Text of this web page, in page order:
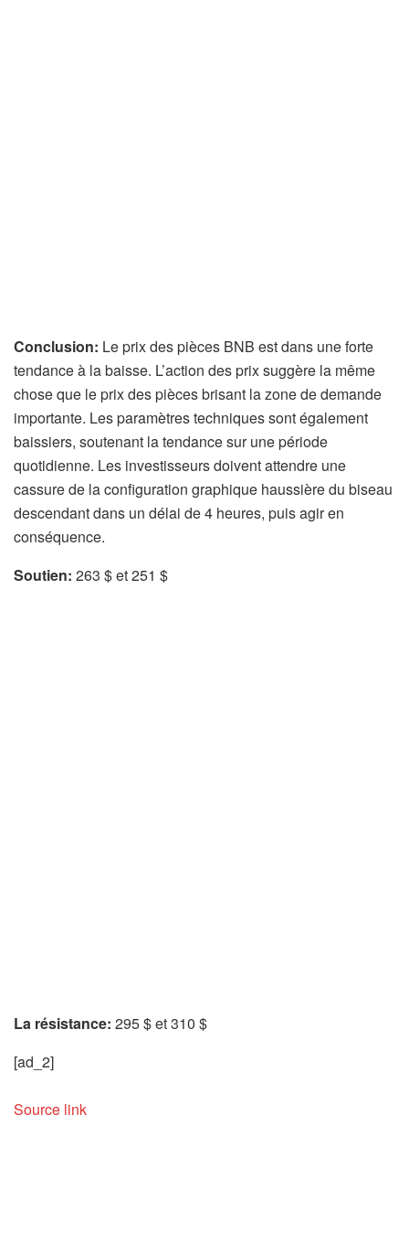
Conclusion: Le prix des pièces BNB est dans une forte
tendance à la baisse. L’action des prix suggère la même
chose que le prix des pièces brisant la zone de demande
importante. Les paramètres techniques sont également
baissiers, soutenant la tendance sur une période
quotidienne. Les investisseurs doivent attendre une
cassure de la configuration graphique haussière du biseau
descendant dans un délai de 4 heures, puis agir en
conséquence.
Soutien: 263 $ et 251 $
La résistance: 295 $ et 310 $
[ad_2]
Source link